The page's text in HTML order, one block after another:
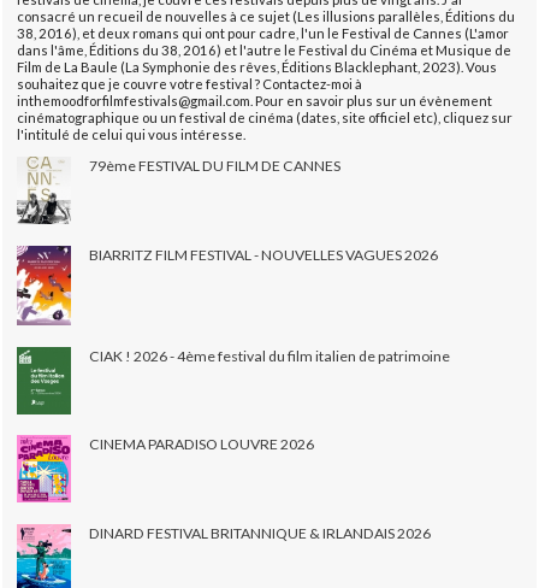
consacré un recueil de nouvelles à ce sujet (Les illusions parallèles, Éditions du
38, 2016), et deux romans qui ont pour cadre, l'un le Festival de Cannes (L'amor
dans l'âme, Éditions du 38, 2016) et l'autre le Festival du Cinéma et Musique de
Film de La Baule (La Symphonie des rêves, Éditions Blacklephant, 2023). Vous
souhaitez que je couvre votre festival ? Contactez-moi à
inthemoodforfilmfestivals@gmail.com. Pour en savoir plus sur un évènement
cinématographique ou un festival de cinéma (dates, site officiel etc), cliquez sur
l'intitulé de celui qui vous intéresse.
79ème FESTIVAL DU FILM DE CANNES
BIARRITZ FILM FESTIVAL - NOUVELLES VAGUES 2026
CIAK ! 2026 - 4ème festival du film italien de patrimoine
CINEMA PARADISO LOUVRE 2026
DINARD FESTIVAL BRITANNIQUE & IRLANDAIS 2026